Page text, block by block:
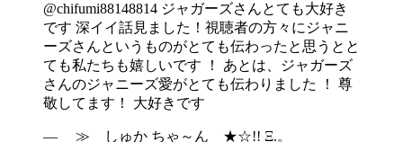
@chifumi88148814 ジャガーズさんとても大好き
です 深イイ話見ました！視聴者の方々にジャニ
ーズさんというものがとても伝わったと思うとと
ても私たちも嬉しいです ！ あとは、ジャガーズ
さんのジャニーズ愛がとても伝わりました ！ 尊
敬してます！ 大好きです
— ≫ しゅか ちゃ～ん ★☆!! Ξ.。